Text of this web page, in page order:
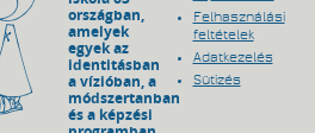
országban,
amelyek
egyek az
identitásban
a vízióban, a
módszertanban
és a képzési
Felhasználási
feltételek
Adatkezelés
Sütizés